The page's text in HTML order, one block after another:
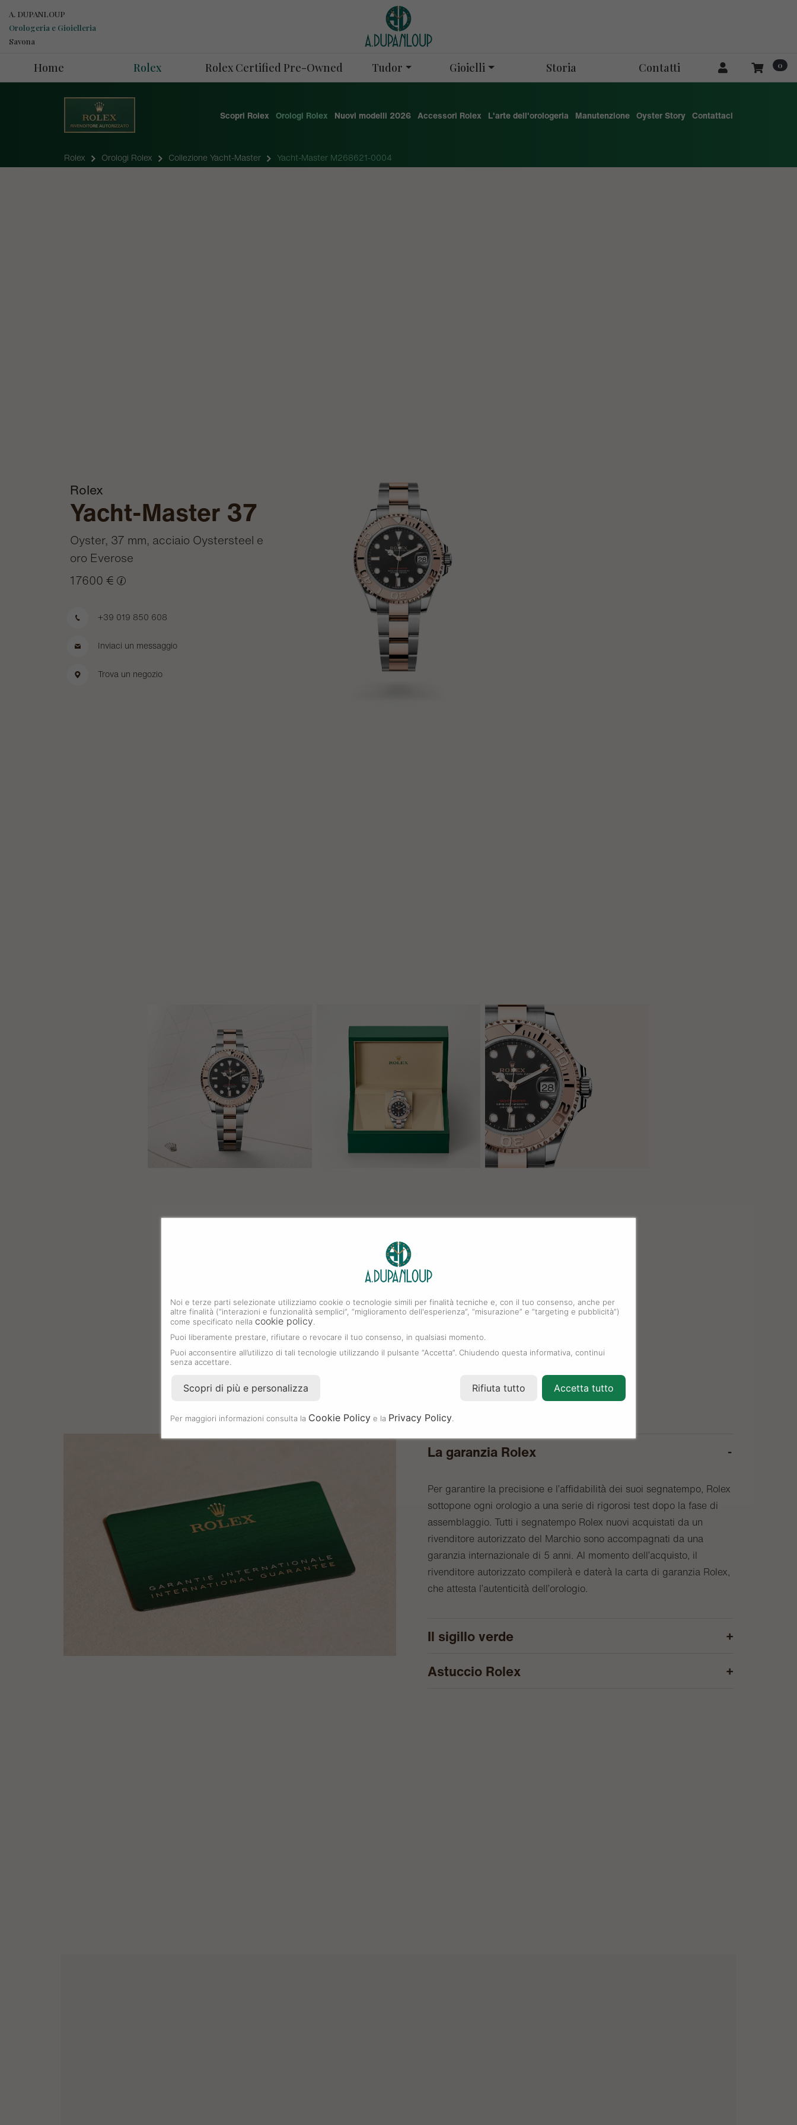
A. DUPANLOUP
Orologeria e Gioielleria
Savona
Home Rolex Rolex Certified Pre-Owned Tudor Gioielli Storia Contatti 0
Scopri Rolex Orologi Rolex Nuovi modelli 2026 Accessori Rolex L'arte dell'orologeria Manutenzione Oyster Story Contattaci
Rolex Orologi Rolex Collezione Yacht-Master Yacht-Master M268621-0004
Rolex
Yacht-Master 37
Oyster, 37 mm, acciaio Oystersteel e
oro Everose
17600 €
+39 019 850 608
Inviaci un messaggio
Trova un negozio
La garanzia Rolex
Per garantire la precisione e l’affidabilità dei suoi segnatempo, Rolex
sottopone ogni orologio a una serie di rigorosi test dopo la fase di
assemblaggio. Tutti i segnatempo Rolex nuovi acquistati da un
rivenditore autorizzato del Marchio sono accompagnati da una
garanzia internazionale di 5 anni. Al momento dell’acquisto, il
rivenditore autorizzato compilerà e daterà la carta di garanzia Rolex,
che attesta l’autenticità dell’orologio.
Il sigillo verde
Astuccio Rolex
Noi e terze parti selezionate utilizziamo cookie o tecnologie simili per finalità tecniche e, con il tuo consenso, anche per
altre finalità (“interazioni e funzionalità semplici”, “miglioramento dell'esperienza”, “misurazione” e “targeting e pubblicità”)
come specificato nella cookie policy
Puoi liberamente prestare, rifiutare o revocare il tuo consenso, in qualsiasi momento.
Puoi acconsentire all’utilizzo di tali tecnologie utilizzando il pulsante “Accetta”. Chiudendo questa informativa, continui
senza accettare.
Scopri di più e personalizza Rifiuta tutto Accetta tutto
Per maggiori informazioni consulta la Cookie Policy e la Privacy Policy